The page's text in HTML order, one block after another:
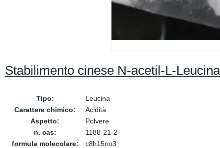
Stabilimento cinese N-acetil-L-
Tipo:
Leucina
Carattere chimico:
Acidità
Aspetto:
Polvere
n. cas:
1188-21-2
formula molecolare:
c8h15no3